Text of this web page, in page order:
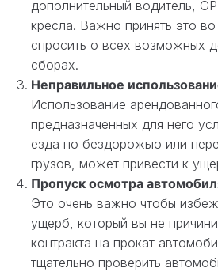
дополнительный водитель,
кресла. Важно принять это
спросить о всех возможных
сборах.
Неправильное
Использование
предназначенных для него
езда по бездорожью или
грузов, может привести к
Пропуск осмотра
Это очень важно чтобы
ущерб, который вы не
контракта на прокат
тщательно проверить